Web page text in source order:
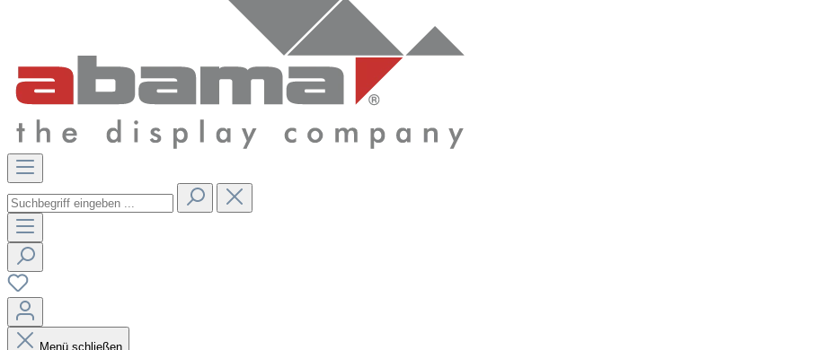
Menü schließen